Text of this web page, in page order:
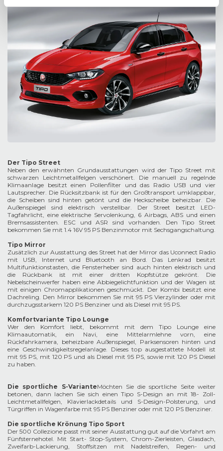
Der Tipo Street
Neben den erwähnten Grundausstattungen wird der Tipo Street mit
schwarzen Leichtmetallfelgen verschönert. Die manuell zu regelnde
Klimaanlage besitzt einen Pollenfilter und das Radio USB und vier
Lautsprecher. Die Rücksitzbank ist für den Großtransport umklappbar,
die Scheiben sind hinten getönt und die Heckscheibe beheizbar. Die
Außenspiegel sind elektrisch verstellbar. Der Street besitzt LED-
Tagfahrlicht, eine elektrische Servolenkung, 6 Airbags, ABS und einen
Bremsassistenten. ESC und ASR sind vorhanden. Den Tipo Street
bekommen Sie mit 1.4 16V 95 PS Benzinmotor mit Sechsgangschaltung.
Tipo Mirror
Zusätzlich zur Ausstattung des Street hat der Mirror das Uconnect Radio
mit USB, Internet und Bluetooth an Bord. Das Lenkrad besitzt
Multifunktionstasten, die Fensterheber sind auch hinten elektrisch und
die Rückbank ist mit einer dritten Kopfstütze gekrönt. Die
Nebelscheinwerfer haben eine Abbiegelichtfunktion und der Wagen ist
mit einigen Chromapplikationen geschmückt. Der Kombi besitzt eine
Dachreling. Den Mirror bekommen Sie mit 95 PS Vierzylinder oder mit
durchzugsstarkem 120 PS Benziner und als Diesel mit 95 PS.
Komfortvariante Tipo Lounge
Wer den Komfort liebt, bekommt mit dem Tipo Lounge eine
Klimaautomatik, ein Navi, eine Mittelarmlehne vorn, eine
Rückfahrkamera, beheizbare Außenspiegel, Parksensoren hinten und
eine Geschwindigkeitsregelanlage. Dieses top ausgestattete Modell ist
mit 95 PS, mit 120 PS und als Diesel mit 95 PS, sowie mit 120 PS Diesel
zu haben.
Die sportliche S-VarianteMöchten Sie die sportliche Seite weiter
betonen, dann lachen Sie sich einen Tipo S-Design an mit 18- Zoll-
Leichtmetallfelgen, Klavierlackdetails und S-Design-Polsterung, und
Türgriffen in Wagenfarbe mit 95 PS Benziner oder mit 120 PS Benziner.
Die sportliche Krönung Tipo Sport
Der 500 Collezione passt mit seiner Ausstattung gut auf die Vorfahrt am
Fünfsternehotel. Mit Start- Stop-System, Chrom-Zierleisten, Glasdach,
Zweifarb-Lackierung, Stoffsitzen mit Nadelstreifen, Regen- und